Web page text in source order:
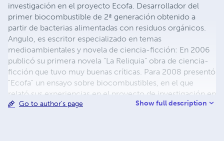
investigación en el proyecto Ecofa. Desarrollador del
primer biocombustible de 2ª generación obtenido a
partir de bacterias alimentadas con residuos orgánicos.
Angulo, es escritor especializado en temas
medioambientales y novela de ciencia-ficción: En 2006
publicó su primera novela "La Reliquia" obra de ciencia-
ficción que tuvo muy buenas críticas. Para 2008 presentó
"Ecofa" un ensayo sobre biocombustibles, en el que
relató sus experiencias en el proyecto de investigación en
el que trabaja. En 2009 publicó "Kira and the ice storm".
Go to author's page Show full description